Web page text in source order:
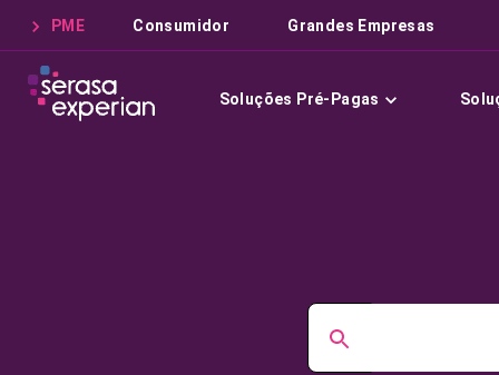
PME Consumidor Grandes Empresas
Soluções Pré-Pagas